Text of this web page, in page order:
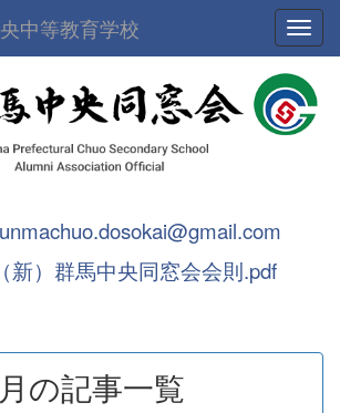
中等教育学校
（新）群馬中央同窓会会則.pdf
の記事一覧